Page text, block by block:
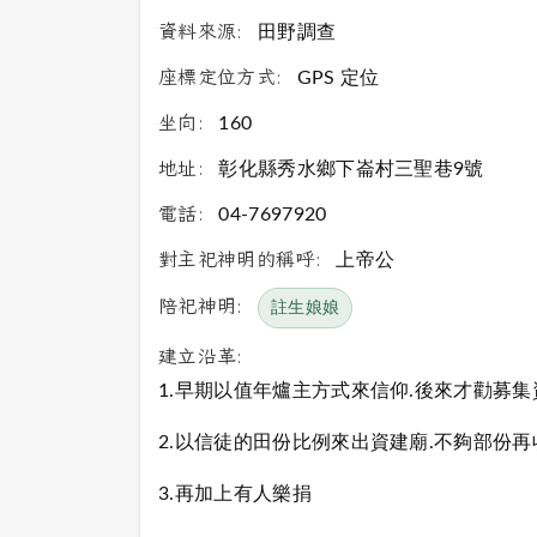
資料來源: 田野調查
座標定位方式: GPS 定位
坐向: 160
地址: 彰化縣秀水鄉下崙村三聖巷9號
電話: 04-7697920
對主祀神明的稱呼: 上帝公
陪祀神明: 註生娘娘
建立沿革:
1.早期以值年爐主方式來信仰.後來才勸募集
2.以信徒的田份比例來出資建廟.不夠部份再
3.再加上有人樂捐